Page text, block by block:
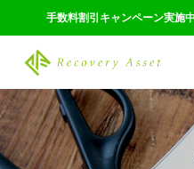
手数料割引キャンペーン実施